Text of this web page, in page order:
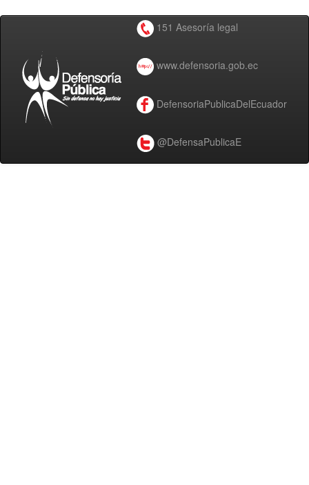
151 Asesoría legal
www.defensoria.gob.ec
DefensoriaPublicaDelEcuador
@DefensaPublicaE